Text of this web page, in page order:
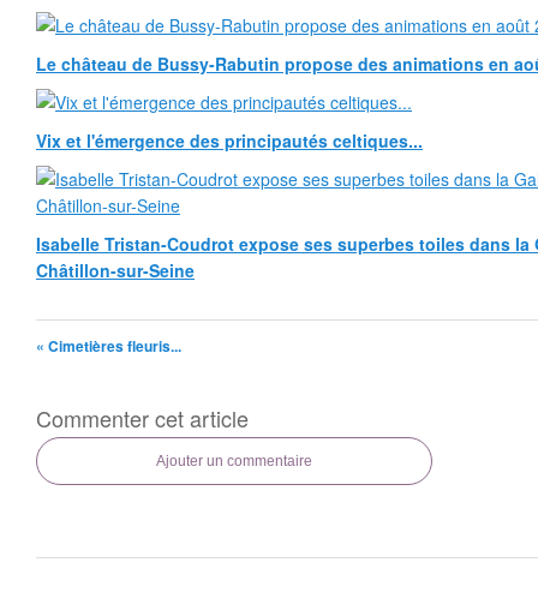
Le château de Bussy-Rabutin propose des animations en
Vix et l'émergence des principautés celtiques...
Isabelle Tristan-Coudrot expose ses superbes toiles dans la
Châtillon-sur-Seine
« Cimetières fleuris...
Commenter cet article
Ajouter un commentaire